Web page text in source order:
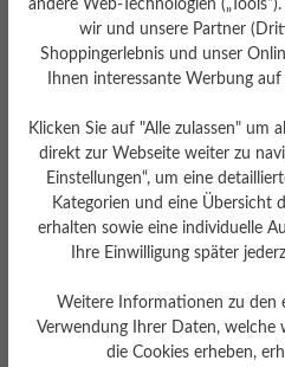
Endurance-Sohle aus PU-
Gummi
andere Web-Technologien
wir und unsere Partner
Shoppingerlebnis und unser
Ihnen interessante Werbung
Klicken Sie auf "Alle zulassen" um
direkt zur Webseite weiter zu
Einstellungen“, um eine
Kategorien und eine Übersicht
erhalten sowie eine individuelle
Ihre Einwilligung später
Weitere Informationen zu den
Verwendung Ihrer Daten, welche
die Cookies erheben,